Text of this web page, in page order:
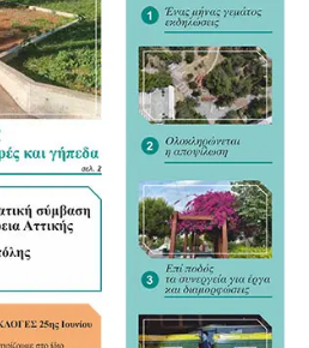
στην περιοχή, τα πληρώματα
τροφής, συγκεντρώνοντάς τες
το οποίο υποδείχθηκε
δυνάμεις.